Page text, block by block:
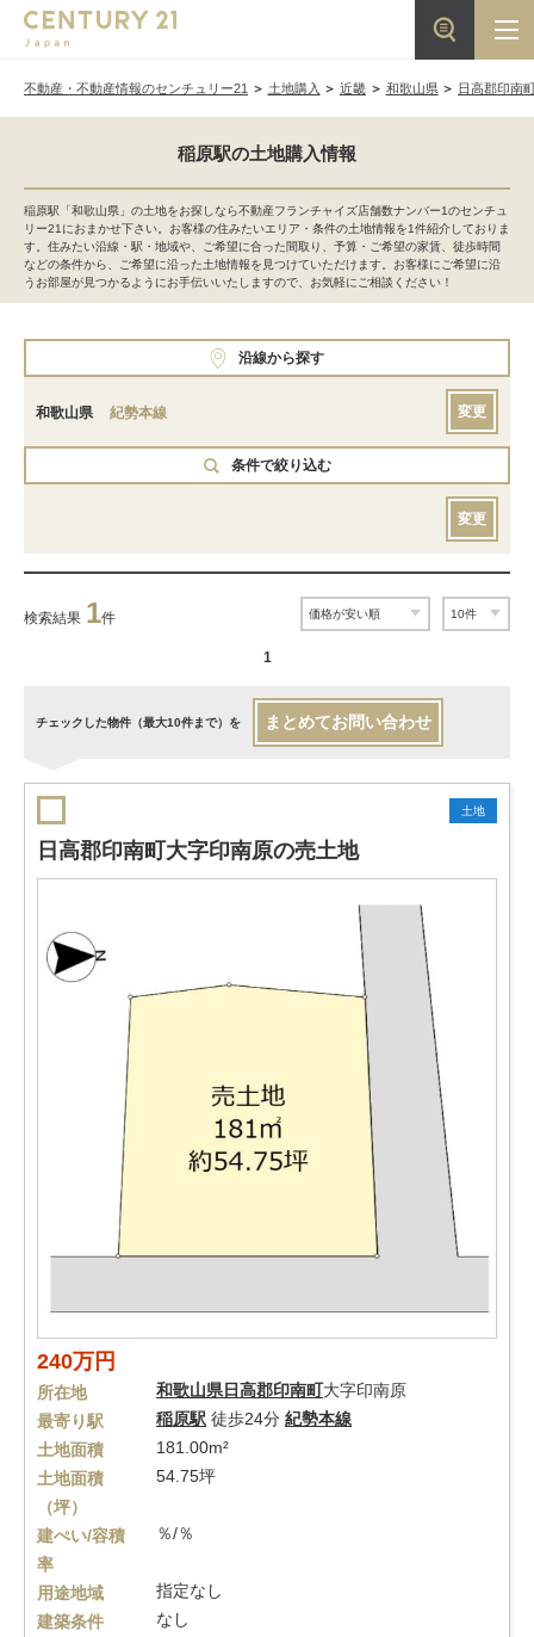
不動産・不動産情報のセンチュリー21 土地購入 近畿 和歌山県 日高郡印南
稲原駅の土地購入情報
稲原駅「和歌山県」の土地をお探しなら不動産フランチャイズ店舗数ナンバー1のセンチュ
リー21におまかせ下さい。お客様の住みたいエリア・条件の土地情報を1件紹介しておりま
す。住みたい沿線・駅・地域や、ご希望に合った間取り、予算・ご希望の家賃、徒歩時間
などの条件から、ご希望に沿った土地情報を見つけていただけます。お客様にご希望に沿
うお部屋が見つかるようにお手伝いいたしますので、お気軽にご相談ください！
沿線から探す
和歌山県 紀勢本線 変更
条件で絞り込む
変更
検索結果 1件
1
チェックした物件（最大10件まで）を まとめてお問い合わせ
土地
日高郡印南町大字印南原の売土地
240万円
所在地 和歌山県日高郡印南町大字印南原
最寄り駅
稲原駅 徒歩24分 紀勢本線
土地面積
181.00m²
土地面積
（坪）
54.75坪
建ぺい/容積
率
％/％
用途地域
指定なし
建築条件
なし